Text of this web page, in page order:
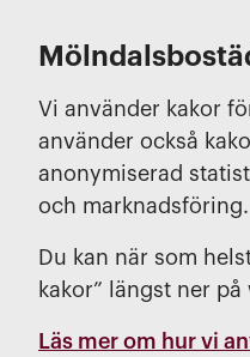
Vi använder kakor
använder också
anonymiserad
och marknadsföring.
Du kan när som
kakor” längst ner
Läs mer om hur vi